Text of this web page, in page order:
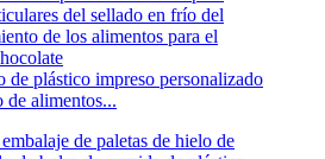
de plástico impreso personalizado
de alimentos...